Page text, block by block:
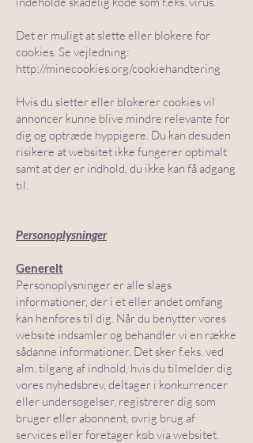
Det er muligt at slette eller blokere for
cookies. Se vejledning:
http://minecookies.org/cookiehandtering
Hvis du sletter eller blokerer cookies vil
annoncer kunne blive mindre relevante for
dig og optræde hyppigere. Du kan desuden
risikere at websitet ikke fungerer optimalt
samt at der er indhold, du ikke kan få adgang
til.
Personoplysninger
Generelt
Personoplysninger er alle slags
informationer, der i et eller andet omfang
kan henføres til dig. Når du benytter vores
website indsamler og behandler vi en række
sådanne informationer. Det sker f.eks. ved
alm. tilgang af indhold, hvis du tilmelder dig
vores nyhedsbrev, deltager i konkurrencer
eller undersøgelser, registrerer dig som
bruger eller abonnent, øvrig brug af
services eller foretager køb via websitet.